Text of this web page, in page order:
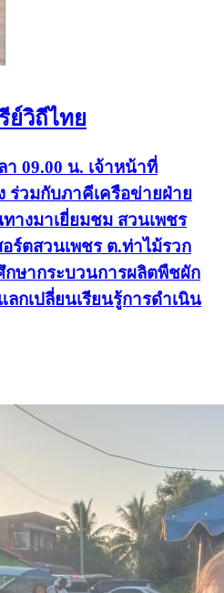
ย์วิถีไทย
า 09.00 น. เจ้าหน้าที่
ร่วมกับภาคีเครือข่ายฝ่าย
างมาเยี่ยมชม สวนเพชร
ร์ตสวนเพชร ต.ท่าไม้รวก
กษากระบวนการผลิตพืชผัก
กเปลี่ยนเรียนรู้การดำเนิน